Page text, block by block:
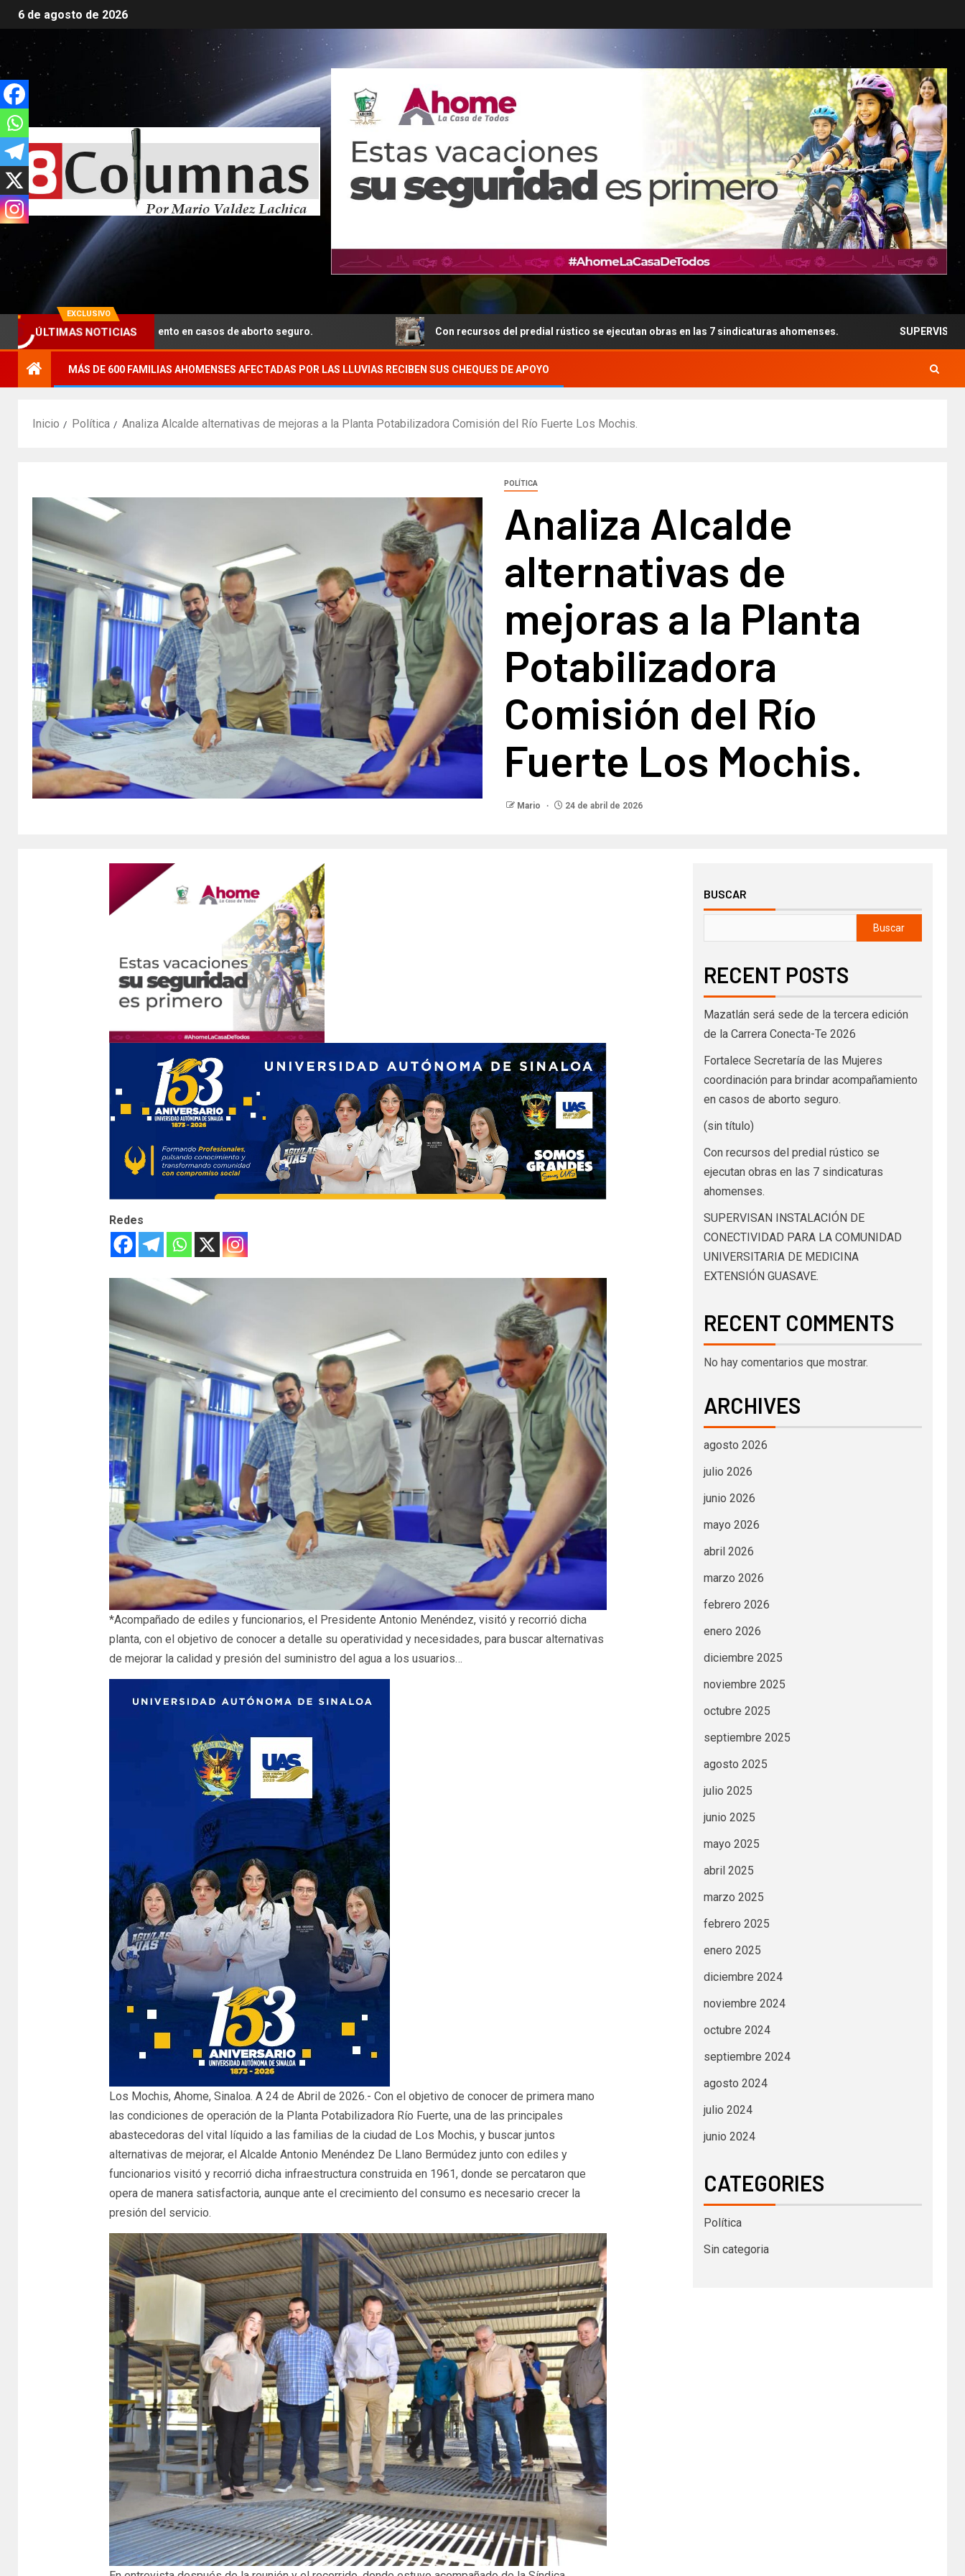
6 de agosto de 2026
EXCLUSIVO
ÚLTIMAS NOTICIAS
acompañamiento en casos de aborto seguro. Con recursos del predial rústico se ejecutan obras en las 7 sindicaturas ahomenses. SUPERVISAN INSTALACIÓN
MÁS DE 600 FAMILIAS AHOMENSES AFECTADAS POR LAS LLUVIAS RECIBEN SUS CHEQUES DE APOYO
Inicio Política Analiza Alcalde alternativas de mejoras a la Planta Potabilizadora Comisión del Río Fuerte Los Mochis.
POLÍTICA
Analiza Alcalde
alternativas de
mejoras a la Planta
Potabilizadora
Comisión del Río
Fuerte Los Mochis.
Mario 24 de abril de 2026
Redes
*Acompañado de ediles y funcionarios, el Presidente Antonio Menéndez, visitó y recorrió dicha
planta, con el objetivo de conocer a detalle su operatividad y necesidades, para buscar alternativas
de mejorar la calidad y presión del suministro del agua a los usuarios…
Los Mochis, Ahome, Sinaloa. A 24 de Abril de 2026.- Con el objetivo de conocer de primera mano
las condiciones de operación de la Planta Potabilizadora Río Fuerte, una de las principales
abastecedoras del vital líquido a las familias de la ciudad de Los Mochis, y buscar juntos
alternativas de mejorar, el Alcalde Antonio Menéndez De Llano Bermúdez junto con ediles y
funcionarios visitó y recorrió dicha infraestructura construida en 1961, donde se percataron que
opera de manera satisfactoria, aunque ante el crecimiento del consumo es necesario crecer la
presión del servicio.
BUSCAR
Buscar
RECENT POSTS
Mazatlán será sede de la tercera edición
de la Carrera Conecta-Te 2026
Fortalece Secretaría de las Mujeres
coordinación para brindar acompañamiento
en casos de aborto seguro.
(sin título)
Con recursos del predial rústico se
ejecutan obras en las 7 sindicaturas
ahomenses.
SUPERVISAN INSTALACIÓN DE
CONECTIVIDAD PARA LA COMUNIDAD
UNIVERSITARIA DE MEDICINA
EXTENSIÓN GUASAVE.
RECENT COMMENTS
No hay comentarios que mostrar.
ARCHIVES
agosto 2026
julio 2026
junio 2026
mayo 2026
abril 2026
marzo 2026
febrero 2026
enero 2026
diciembre 2025
noviembre 2025
octubre 2025
septiembre 2025
agosto 2025
julio 2025
junio 2025
mayo 2025
abril 2025
marzo 2025
febrero 2025
enero 2025
diciembre 2024
noviembre 2024
octubre 2024
septiembre 2024
agosto 2024
julio 2024
junio 2024
CATEGORIES
Política
Sin categoria